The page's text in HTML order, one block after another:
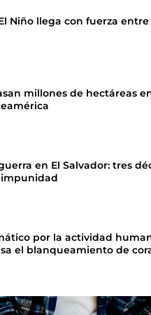
Niño llega con fuerza
millones de hectáreas
en El Salvador: tres
por la actividad
el blanqueamiento de